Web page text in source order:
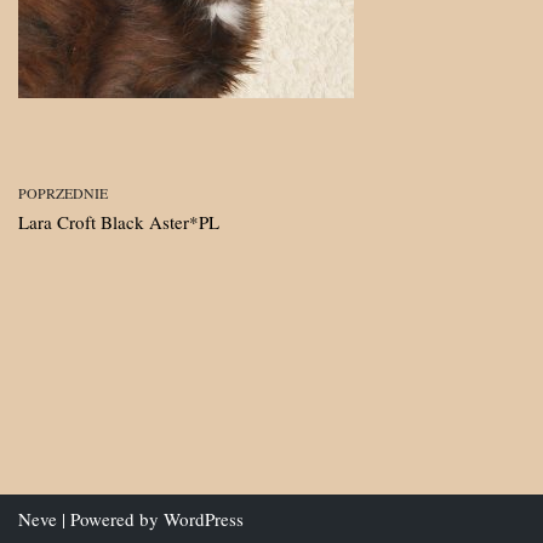
POPRZEDNIE
Lara Croft Black Aster*PL
Neve | Powered by WordPress